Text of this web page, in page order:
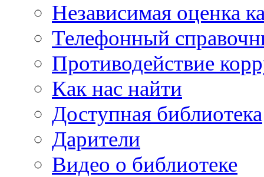
Независимая оценка
Телефонный
Противодействие
Как нас найти
Доступная библиотека
Дарители
Видео о библиотеке